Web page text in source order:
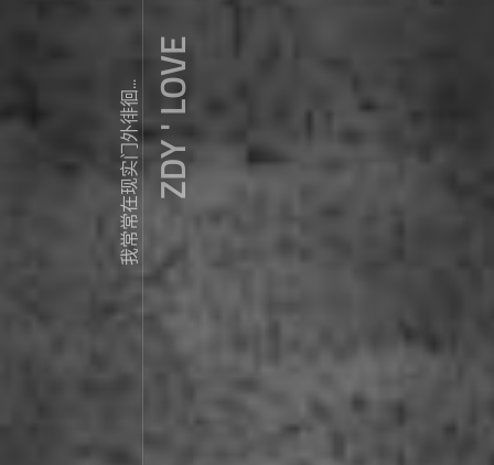
我常常在现实门外徘徊...ZDY ' LOVE